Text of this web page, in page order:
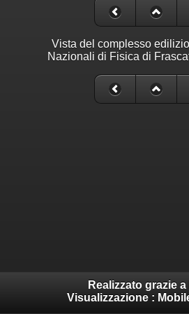
Vista del complesso
Nazionali di Fisica di
Realizzato grazie a
Visualizzazione :